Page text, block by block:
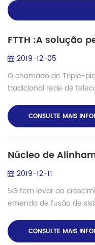
2019-12-05
O chamado de Triple-
tradicional rede de
integrar-se com o outro.
CONSULTE MAIS
2019-12-11
5G tem levar ao
emenda de fusão de
instalação etc. Emenda
CONSULTE MAIS